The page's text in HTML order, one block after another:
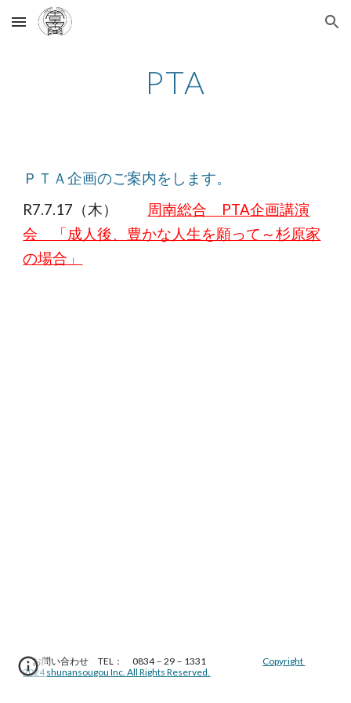
Skip to main content Skip to navigation
PTA
ＰＴＡ企画のご案内をします。
R7.7.17（木） 周南総合 PTA企画講演
会 「成人後、豊かな人生を願って～杉原家
の場合」
・お問い合わせ TEL： 0834－29－1331Copyright
2024 shunansougou Inc. All Rights Reserved.